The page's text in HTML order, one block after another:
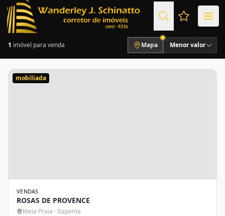
Favoritos
1 imóvel para venda Mapa Menor valor
mobiliada
VENDAS
ROSAS DE PROVENCE
Meia Praia · Itapema